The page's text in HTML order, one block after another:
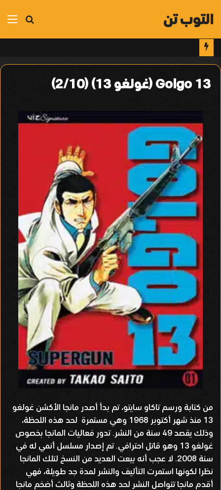
بحث
التوب تن
Golgo 13 (غولغو 13) (2/10)
من كتابة ورسم تاكاو سايتو، تم بدأ أصدر مانجا الأكشن غولغو
13 منذ شهر أكتوبر 1968 وهي مستمرة لحد هذه اللحظة،
وذلك يقصد 49 سنة من النشر. تدور فعاليات المانجا بخصوص
غولغو 13 وهو قاتل احترافي. تم إصدار مسلسل أنمي له في
سنة 2008. لا عجب أنه بيعت العديد من النسخ لتلك المانجا
نظرا لكونها استمرت التأليف والنشر لمدة جد طويلة، فهي
أقدم مانجا تتواصل النشر لحد هذه اللحظة وثالث أضخم مانجا